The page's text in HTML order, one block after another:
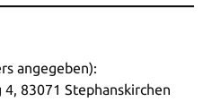
angegeben):
83071 Stephanskirchen